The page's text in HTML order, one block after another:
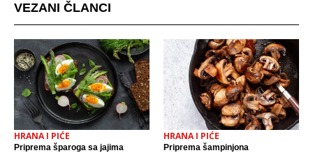
VEZANI ČLANCI
HRANA I PIĆE
Priprema šparoga sa jajima
HRANA I PIĆE
Priprema šampinjona